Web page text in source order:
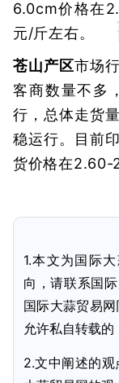
6.0cm价格在
元/斤左右。
苍山产区市场
客商数量不多
行，总体走货
稳运行。目前
货价格在2.60-
1.本文为国际
向，请联系国
国际大蒜贸易
允许私自转载的
2.文中阐述的